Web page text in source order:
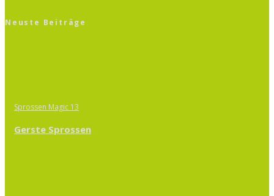
Neuste Beiträge
Sprossen Magic 13
Gerste Sprossen